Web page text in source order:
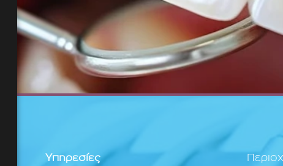
Υπηρεσίες